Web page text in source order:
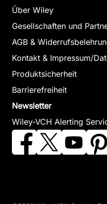
Über Wiley
Gesellschaften und
AGB &
Kontakt & Impressum/
Produktsicherheit
Barrierefreiheit
Newsletter
Wiley-VCH Alerting